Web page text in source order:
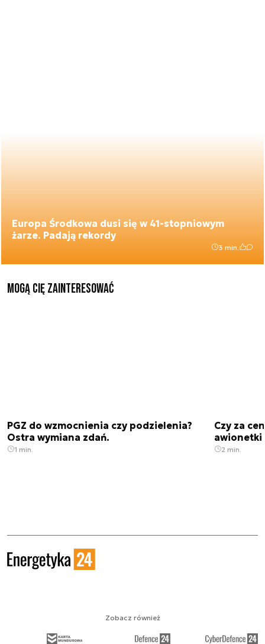
Europa Środkowa dusi się w 41-stopniowym
żarze. Padają rekordy
3 min.
Mogą Cię zainteresować
PGZ do wzmocnienia czy podzielenia?
Ostra wymiana zdań.
1 min.
Czy za
awionetki
2 min.
Zobacz również